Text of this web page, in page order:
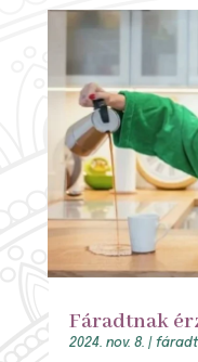
Fáradtnak
2024. nov. 8. |